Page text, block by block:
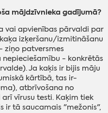
mājdzīvnieka gadījumā?
vai apvienības pārvaldi par
izķeršanu/izmitināšanu
ziņo patversmes
- konkrētās
Ja kaķis ir bijis māju
kārtībā, tas ir-
atbrīvošana no
vīrusu testi. Kaķim tiek
ir tā saucamais "mežonis",